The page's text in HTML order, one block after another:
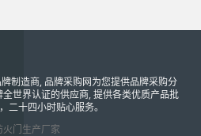
制造商, 品牌采购网为您提供品牌采购分
世界认证的供应商, 提供各类优质产品批
二十四小时贴心服务。
火门生产厂家